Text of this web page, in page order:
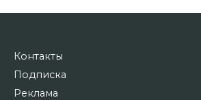
Контакты
Подписка
Реклама